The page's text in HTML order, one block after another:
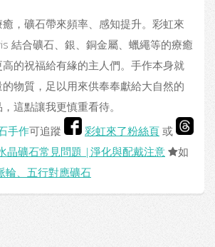
，礦石帶來頻率、感知提升。彩虹來
結合礦石、銀、銅金屬、蠟繩等的療癒
的祝福給有緣的主人們。手作本身就
物質，足以用來供奉奉獻給大自然的
這點讓我更慎重看待。
手作可追蹤 彩虹來了粉絲頁 或
晶礦石常見問題 |淨化與配戴注意
如
輪、五行對應礦石